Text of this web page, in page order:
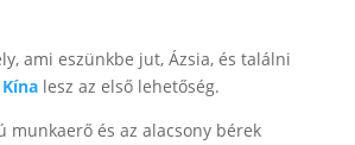
ami eszünkbe jut, Ázsia, és találni
lesz az első lehetőség.
munkaerő és az alacsony bérek